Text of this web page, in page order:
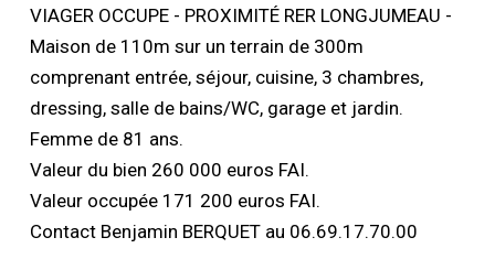
VIAGER OCCUPE - PROXIMITÉ RER LONGJUMEAU -
Maison de 110m sur un terrain de 300m
comprenant entrée, séjour, cuisine, 3 chambres,
dressing, salle de bains/WC, garage et jardin.
Femme de 81 ans.
Valeur du bien 260 000 euros FAI.
Valeur occupée 171 200 euros FAI.
Contact Benjamin BERQUET au 06.69.17.70.00